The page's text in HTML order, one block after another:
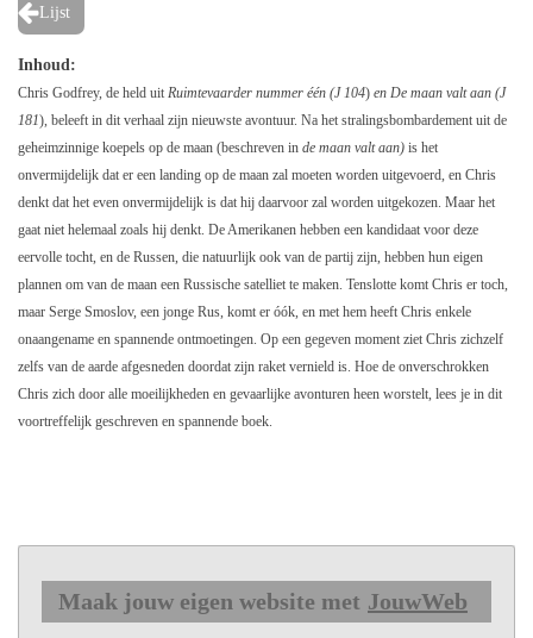
Lijst
Inhoud:
Chris Godfrey, de held uit Ruimtevaarder nummer één (J 104) en De maan valt aan (J
181), beleeft in dit verhaal zijn nieuwste avontuur. Na het stralingsbombardement uit de
geheimzinnige koepels op de maan (beschreven in de maan valt aan) is het
onvermijdelijk dat er een landing op de maan zal moeten worden uitgevoerd, en Chris
denkt dat het even onvermijdelijk is dat hij daarvoor zal worden uitgekozen. Maar het
gaat niet helemaal zoals hij denkt. De Amerikanen hebben een kandidaat voor deze
eervolle tocht, en de Russen, die natuurlijk ook van de partij zijn, hebben hun eigen
plannen om van de maan een Russische satelliet te maken. Tenslotte komt Chris er toch,
maar Serge Smoslov, een jonge Rus, komt er óók, en met hem heeft Chris enkele
onaangename en spannende ontmoetingen. Op een gegeven moment ziet Chris zichzelf
zelfs van de aarde afgesneden doordat zijn raket vernield is. Hoe de onverschrokken
Chris zich door alle moeilijkheden en gevaarlijke avonturen heen worstelt, lees je in dit
voortreffelijk geschreven en spannende boek.
Maak jouw eigen website met JouwWeb